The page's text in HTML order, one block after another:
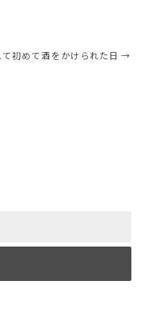
て初めて酒をかけられた日→